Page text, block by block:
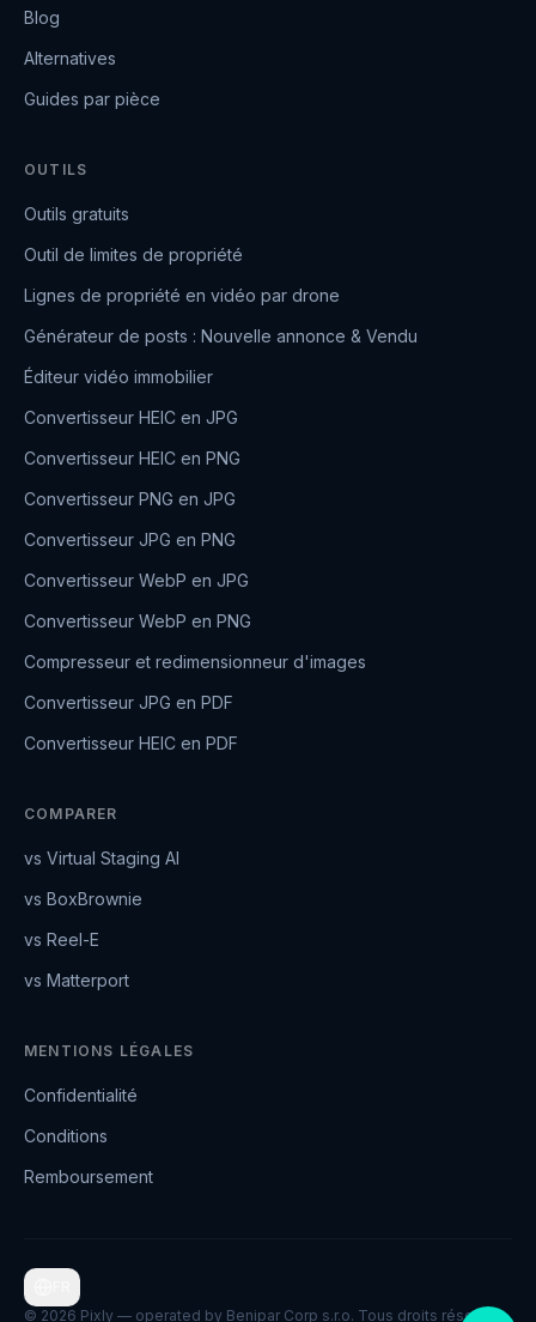
Blog
Alternatives
Guides par pièce
OUTILS
Outils gratuits
Outil de limites de propriété
Lignes de propriété en vidéo par drone
Générateur de posts : Nouvelle annonce & Vendu
Éditeur vidéo immobilier
Convertisseur HEIC en JPG
Convertisseur HEIC en PNG
Convertisseur PNG en JPG
Convertisseur JPG en PNG
Convertisseur WebP en JPG
Convertisseur WebP en PNG
Compresseur et redimensionneur d'images
Convertisseur JPG en PDF
Convertisseur HEIC en PDF
COMPARER
vs Virtual Staging AI
vs BoxBrownie
vs Reel-E
vs Matterport
MENTIONS LÉGALES
Confidentialité
Conditions
Remboursement
© 2026 Pixly — operated by Benipar Corp s.r.o. Tous droits réservés.